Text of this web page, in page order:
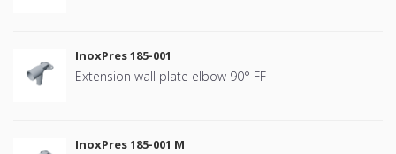
InoxPres 185-001
Extension wall plate elbow 90° FF
InoxPres 185-001 M